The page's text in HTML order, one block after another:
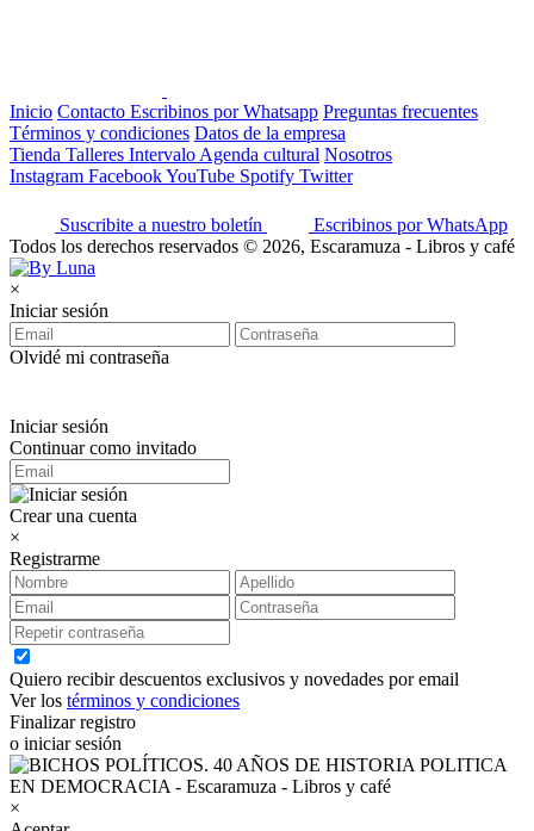
Inicio Contacto Escribinos por Whatsapp Preguntas frecuentes
Términos y condiciones Datos de la empresa
Tienda Talleres Intervalo Agenda cultural Nosotros
Instagram FacebookYouTube Spotify Twitter
Suscribite a nuestro boletín
Escribinos por WhatsApp
Todos los derechos reservados © 2026, Escaramuza - Libros y café
×
Iniciar sesión
Olvidé mi contraseña
Iniciar sesión
Continuar como invitado
Crear una cuenta
×
Registrarme
Quiero recibir descuentos exclusivos y novedades por email
Ver los términos y condiciones
Finalizar registro
o iniciar sesión
×